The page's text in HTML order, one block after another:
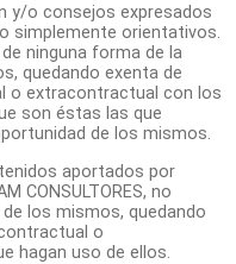
y/o consejos expresados
simplemente orientativos.
de ninguna forma de la
quedando exenta de
o extracontractual con los
son éstas las que
de los mismos.
aportados por
CONSULTORES, no
los mismos, quedando
o
hagan uso de ellos.